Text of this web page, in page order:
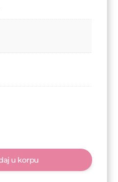
u korpu